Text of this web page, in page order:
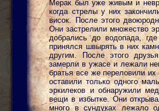
Мерак был уже живым и
когда стрелы у них
висок. После этого
Они застрелили множество
добрались до водопада,
принялся швырять в них
другим. После этого
замерли в ужасе и лежали
братья все же переловили
оставили только одного
эркилеков и обнаружили
вещи в избытке. Они
много в сундуках лежало